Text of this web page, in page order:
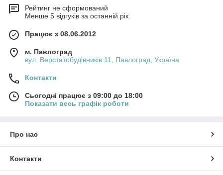
Рейтинг не сформований
Менше 5 відгуків за останній рік
Працює з 08.06.2012
м. Павлоград
вул. Верстатобудівників 11, Павлоград, Україна
Контакти
Сьогодні працює з 09:00 до 18:00
Показати весь графік роботи
Про нас
Контакти